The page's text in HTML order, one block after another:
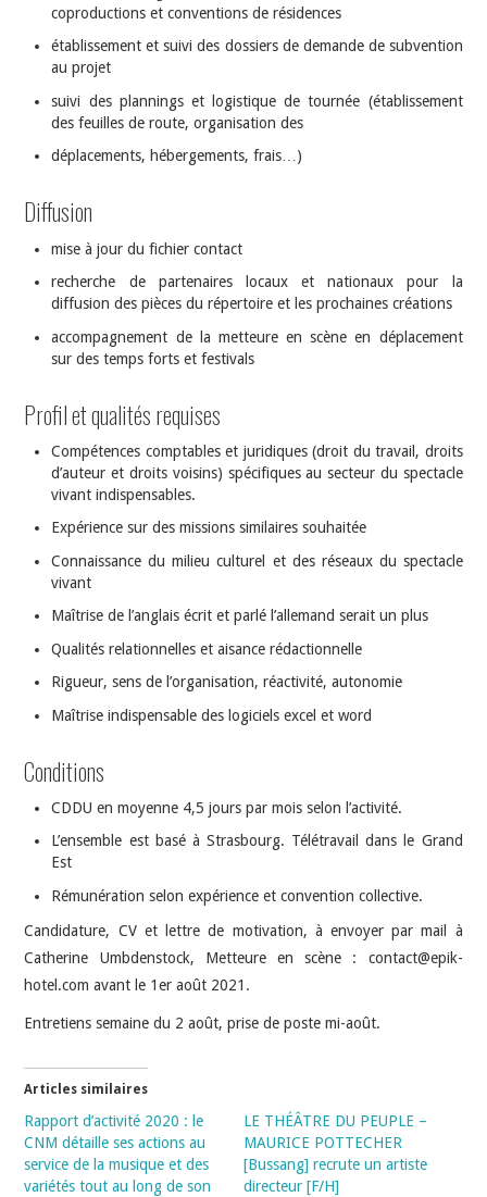
coproductions et conventions de résidences
établissement et suivi des dossiers de demande de subvention
au projet
suivi des plannings et logistique de tournée (établissement
des feuilles de route, organisation des
déplacements, hébergements, frais…)
Diffusion
mise à jour du fichier contact
recherche de partenaires locaux et nationaux pour la
diffusion des pièces du répertoire et les prochaines créations
accompagnement de la metteure en scène en déplacement
sur des temps forts et festivals
Profil et qualités requises
Compétences comptables et juridiques (droit du travail, droits
d’auteur et droits voisins) spécifiques au secteur du spectacle
vivant indispensables.
Expérience sur des missions similaires souhaitée
Connaissance du milieu culturel et des réseaux du spectacle
vivant
Maîtrise de l’anglais écrit et parlé l’allemand serait un plus
Qualités relationnelles et aisance rédactionnelle
Rigueur, sens de l’organisation, réactivité, autonomie
Maîtrise indispensable des logiciels excel et word
Conditions
CDDU en moyenne 4,5 jours par mois selon l’activité.
L’ensemble est basé à Strasbourg. Télétravail dans le Grand
Est
Rémunération selon expérience et convention collective.
Candidature, CV et lettre de motivation, à envoyer par mail à
Catherine Umbdenstock, Metteure en scène : contact@epik-
hotel.com avant le 1er août 2021.
Entretiens semaine du 2 août, prise de poste mi-août.
Articles similaires
Rapport d’activité 2020 : le
CNM détaille ses actions au
service de la musique et des
variétés tout au long de son
LE THÉÂTRE DU PEUPLE –
MAURICE POTTECHER
[Bussang] recrute un artiste
directeur [F/H]